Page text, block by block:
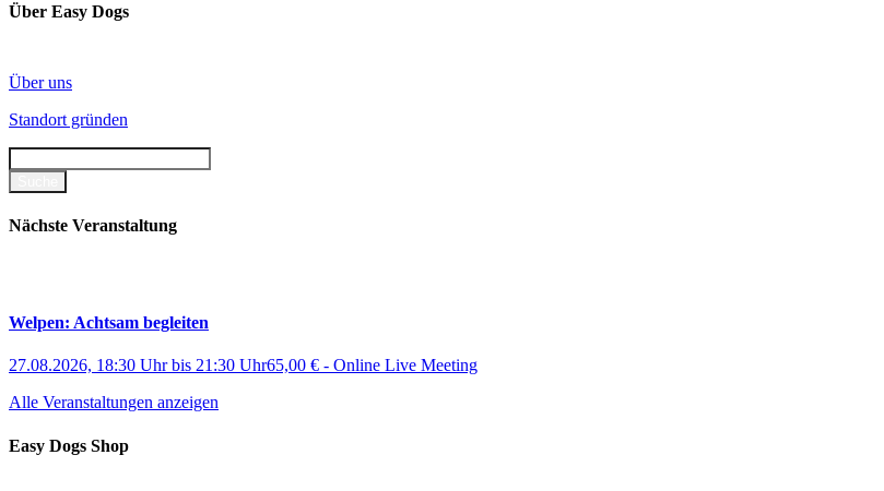
auf
der
Über Easy Dogs
Über uns
Standort gründen
Nächste Veranstaltung
Welpen: Achtsam begleiten
27.08.2026, 18:30 Uhrbis 21:30 Uhr65,00 € - Online Live Meeting
Alle Veranstaltungen anzeigen
Easy Dogs Shop